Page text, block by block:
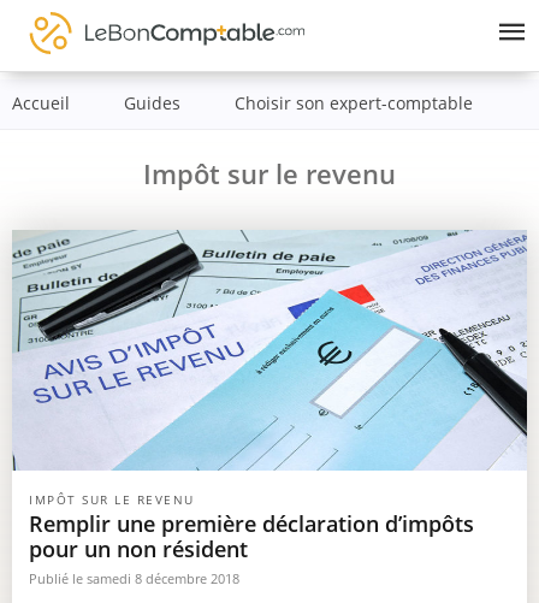
Skip
content
Accueil Guides Choisir son expert-comptable
Impôt sur le revenu
IMPÔT SUR LE REVENU
Remplir une première déclaration d’impôts
pour un non résident
Publié le samedi 8 décembre 2018